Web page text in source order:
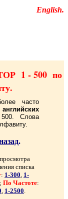
English.
1 - 500 по
.
часто
английских
Слова
.
списка
: 1-300, 1-
; По Частоте:
, 1-2500.